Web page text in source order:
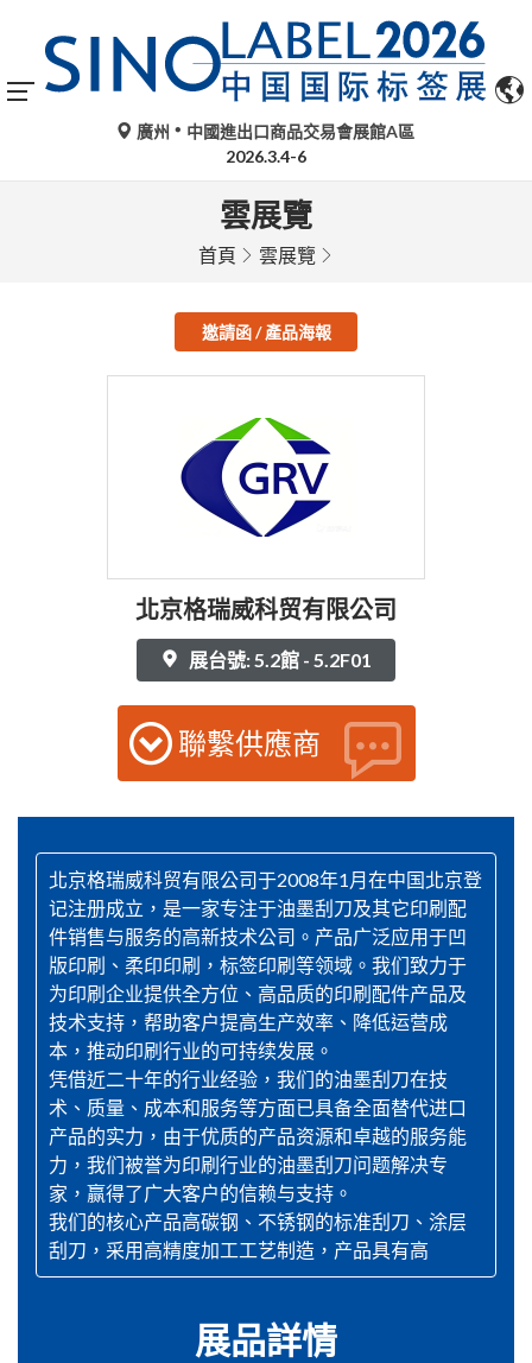
廣州
中國進出口商品交易會展館A區
2026.3.4-6
雲展覽
首頁 雲展覽
邀請函 / 產品海報
北京格瑞威科贸有限公司
展台號: 5.2館 - 5.2F01
聯繫供應商
北京格瑞威科贸有限公司于2008年1月在中国北京登
记注册成立，是一家专注于油墨刮刀及其它印刷配
件销售与服务的高新技术公司。产品广泛应用于凹
版印刷、柔印印刷，标签印刷等领域。我们致力于
为印刷企业提供全方位、高品质的印刷配件产品及
技术支持，帮助客户提高生产效率、降低运营成
本，推动印刷行业的可持续发展。
凭借近二十年的行业经验，我们的油墨刮刀在技
术、质量、成本和服务等方面已具备全面替代进口
产品的实力，由于优质的产品资源和卓越的服务能
力，我们被誉为印刷行业的油墨刮刀问题解决专
家，赢得了广大客户的信赖与支持。
我们的核心产品高碳钢、不锈钢的标准刮刀、涂层
刮刀，采用高精度加工工艺制造，产品具有高
展品詳情